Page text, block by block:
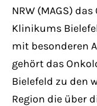
About us
Lorem ipsum
adipiscing
Aenean
NRW (MAGS)
Klinikums
mit besonderen
gehört das
Bielefeld zu den
Region die über